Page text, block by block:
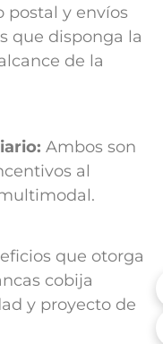
postal y envíos
que disponga la
de la
Ambos son
al
que otorga
cobija
y proyecto de